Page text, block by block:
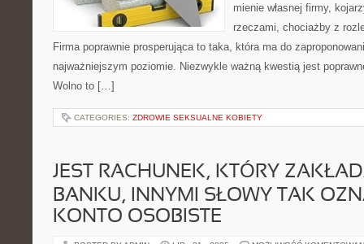
mienie własnej firmy,
rzeczami, chociażby z
Firma poprawnie prosperująca to taka, która ma do
najważniejszym poziomie. Niezwykle ważną kwestią jest
Wolno to […]
CATEGORIES: ZDROWIE SEKSUALNE KOBIETY
JEST RACHUNEK, KTÓRY
BANKU, INNYMI SŁOWY TAK
KONTO OSOBISTE